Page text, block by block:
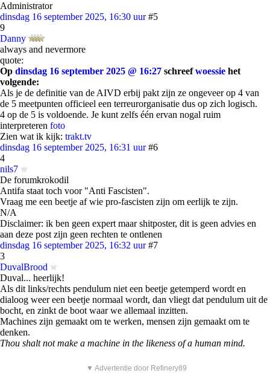
Administrator
dinsdag 16 september 2025, 16:30 uur #5
9
Danny
always and nevermore
quote:
Op dinsdag 16 september 2025 @ 16:27 schreefwoessie het
volgende:
Als je de definitie van de AIVD erbij pakt zijn ze ongeveer op 4 van
de 5 meetpunten officieel een terreurorganisatie dus op zich logisch.
4 op de 5 is voldoende. Je kunt zelfs één ervan nogal ruim
interpreteren foto
Zien wat ik kijk: trakt.tv
dinsdag 16 september 2025, 16:31 uur #6
4
nils7
De forumkrokodil
Antifa staat toch voor "Anti Fascisten".
Vraag me een beetje af wie pro-fascisten zijn om eerlijk te zijn.
N/A
Disclaimer: ik ben geen expert maar shitposter, dit is geen advies en
aan deze post zijn geen rechten te ontlenen
dinsdag 16 september 2025, 16:32 uur #7
3
DuvalBrood
Duval... heerlijk!
Als dit links/rechts pendulum niet een beetje getemperd wordt en
dialoog weer een beetje normaal wordt, dan vliegt dat pendulum uit de
bocht, en zinkt de boot waar we allemaal inzitten.
Machines zijn gemaakt om te werken, mensen zijn gemaakt om te
denken.
Thou shalt not make a machine in the likeness of a human mind.
▼ Advertentie door Refinery89